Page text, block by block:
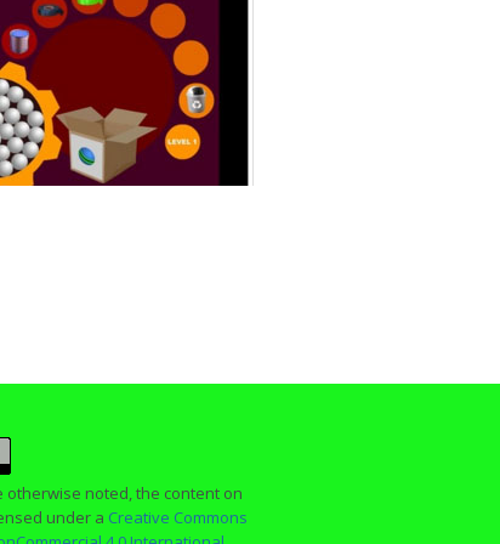
otherwise noted, the content on
under a Creative Commons